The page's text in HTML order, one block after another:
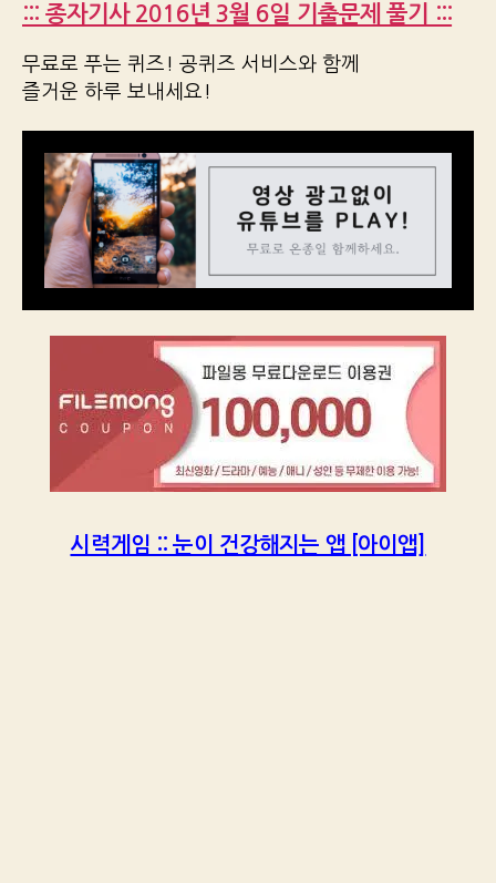
::: 종자기사 2016년 3월 6일 기출문제 풀기 :::
무료로 푸는 퀴즈! 공퀴즈 서비스와 함께
즐거운 하루 보내세요!
시력게임 :: 눈이 건강해지는 앱 [아이앱]